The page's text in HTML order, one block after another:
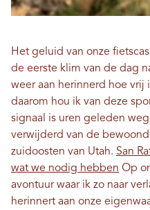
Het geluid van onze
de eerste klim van de dag
weer aan herinnerd hoe vrij
daarom hou ik van deze
signaal is uren geleden
verwijderd van de
zuidoosten van Utah. San
wat we nodig hebben Op
avontuur waar ik zo naar
herinnert aan onze